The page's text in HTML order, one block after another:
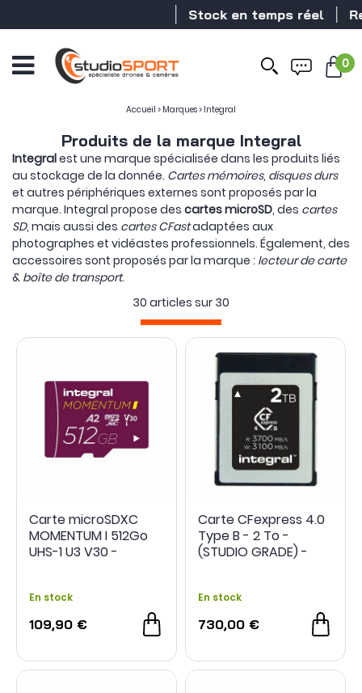
Stock en temps réel
0
Accueil > Marques> Integral
Produits de la marque Integral
Integralest une marque spécialisée dans les produits liés
au stockage de la donnée. Cartes mémoires, disques durs
et autres périphériques externes sont proposés par la
marque. Integral propose des cartes microSD, des cartes
SD, mais aussi des cartes CFastadaptées aux
photographes et vidéastes professionnels. Également, des
accessoires sont proposés par la marque : lecteur de carte
& boîte de transport.
30 articles sur 30
Carte microSDXC
MOMENTUM I 512Go
UHS-1 U3 V30 -
En stock
109,90 €
Carte CFexpress 4.0
Type B - 2 To -
(STUDIO GRADE) -
En stock
730,00 €